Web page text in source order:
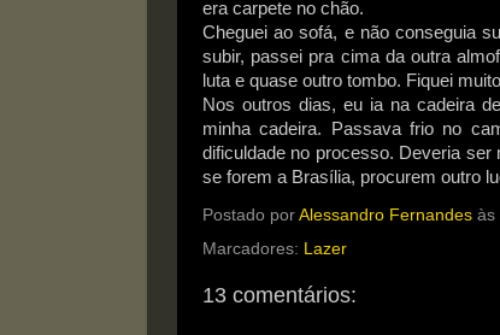
era carpete no chão.
Cheguei ao sofá, e não conseguia
subir, passei pra cima da outra
luta e quase outro tombo. Fiquei
Nos outros dias, eu ia na cadeira
minha cadeira. Passava frio no
dificuldade no processo. Deveria ser
se forem a Brasília, procurem outro
Postado por Alessandro Fernandes às
Marcadores: Lazer
13 comentários: